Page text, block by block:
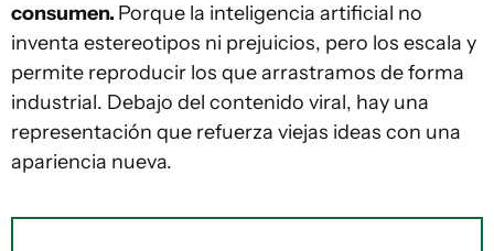
consumen. Porque la inteligencia artificial no
inventa estereotipos ni prejuicios, pero los escala y
permite reproducir los que arrastramos de forma
industrial. Debajo del contenido viral, hay una
representación que refuerza viejas ideas con una
apariencia nueva.